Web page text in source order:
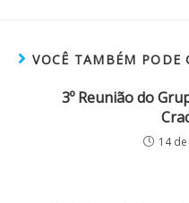
VOCÊ TAMBÉM PODE
3º Reunião do
14